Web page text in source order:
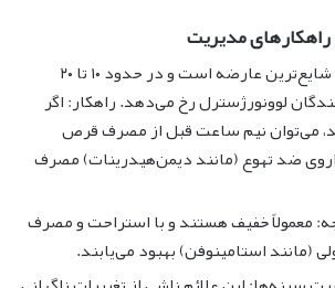
مدیریت
تهوع و استفراغ: شایع‌ترین عارضه است و در حدود ۱۰ تا ۲۰
لوونورژسترل رخ می‌دهد. راهکار: اگر
می‌توان نیم ساعت قبل از مصرف قرص
ضد تهوع (مانند دیمن‌هیدرینات) مصرف
معمولاً خفیف هستند و با استراحت و مصرف
(مانند استامینوفن) بهبود می‌یابند.